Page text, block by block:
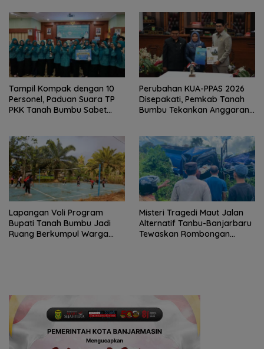
Tampil Kompak dengan 10
Personel, Paduan Suara TP
PKK Tanah Bumbu Sabet
Perubahan KUA-PPAS 2026
Disepakati, Pemkab Tanah
Bumbu Tekankan Anggaran
Lapangan Voli Program
Bupati Tanah Bumbu Jadi
Ruang Berkumpul Warga
Misteri Tragedi Maut Jalan
Alternatif Tanbu-Banjarbaru
Tewaskan Rombongan